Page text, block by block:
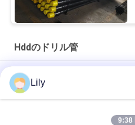
Hddのドリル管
ZX60 スレッド ダブルトップ
724 MPa降伏強度向けG105お
Lily
9:38